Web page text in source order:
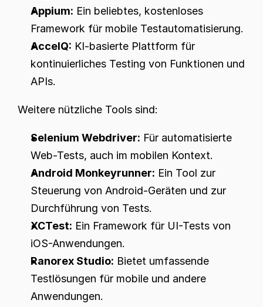
Appium: Ein beliebtes, kostenloses
Framework für mobile Testautomatisierung.
AccelQ: KI-basierte Plattform für
kontinuierliches Testing von Funktionen und
APIs.
Weitere nützliche Tools sind:
Selenium Webdriver: Für automatisierte
Web-Tests, auch im mobilen Kontext.
Android Monkeyrunner: Ein Tool zur
Steuerung von Android-Geräten und zur
Durchführung von Tests.
XCTest: Ein Framework für UI-Tests von
iOS-Anwendungen.
Ranorex Studio: Bietet umfassende
Testlösungen für mobile und andere
Anwendungen.